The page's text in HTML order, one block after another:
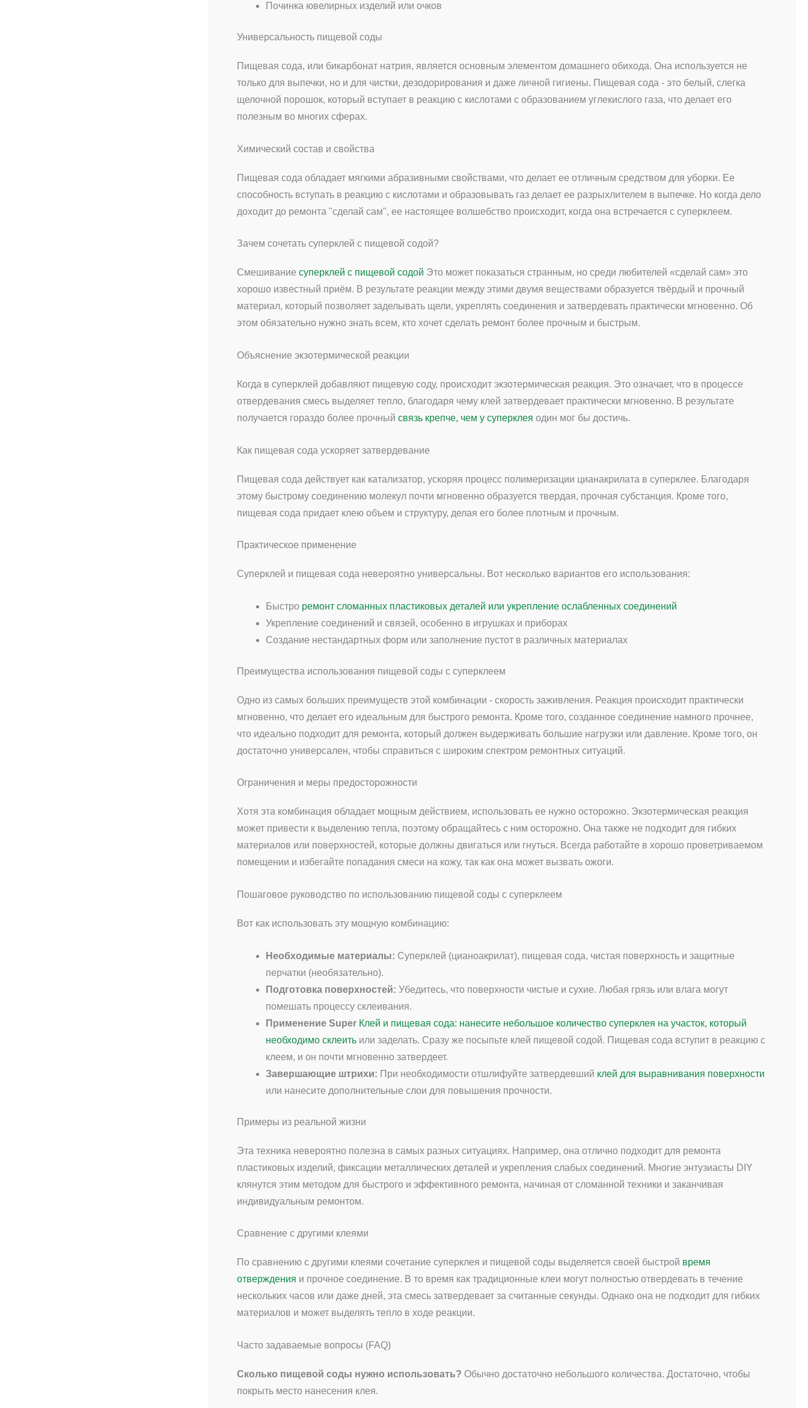
Починка ювелирных изделий или очков
Универсальность пищевой соды
Пищевая сода, или бикарбонат натрия, является основным элементом домашнего обихода. Она используется не
только для выпечки, но и для чистки, дезодорирования и даже личной гигиены. Пищевая сода - это белый, слегка
щелочной порошок, который вступает в реакцию с кислотами с образованием углекислого газа, что делает его
полезным во многих сферах.
Химический состав и свойства
Пищевая сода обладает мягкими абразивными свойствами, что делает ее отличным средством для уборки. Ее
способность вступать в реакцию с кислотами и образовывать газ делает ее разрыхлителем в выпечке. Но когда дело
доходит до ремонта "сделай сам", ее настоящее волшебство происходит, когда она встречается с суперклеем.
Зачем сочетать суперклей с пищевой содой?
Смешивание суперклей с пищевой содой Это может показаться странным, но среди любителей «сделай сам» это
хорошо известный приём. В результате реакции между этими двумя веществами образуется твёрдый и прочный
материал, который позволяет заделывать щели, укреплять соединения и затвердевать практически мгновенно. Об
этом обязательно нужно знать всем, кто хочет сделать ремонт более прочным и быстрым.
Объяснение экзотермической реакции
Когда в суперклей добавляют пищевую соду, происходит экзотермическая реакция. Это означает, что в процессе
отвердевания смесь выделяет тепло, благодаря чему клей затвердевает практически мгновенно. В результате
получается гораздо более прочный связь крепче, чем у суперклея один мог бы достичь.
Как пищевая сода ускоряет затвердевание
Пищевая сода действует как катализатор, ускоряя процесс полимеризации цианакрилата в суперклее. Благодаря
этому быстрому соединению молекул почти мгновенно образуется твердая, прочная субстанция. Кроме того,
пищевая сода придает клею объем и структуру, делая его более плотным и прочным.
Практическое применение
Суперклей и пищевая сода невероятно универсальны. Вот несколько вариантов его использования:
Быстро ремонт сломанных пластиковых деталей или укрепление ослабленных соединений
Укрепление соединений и связей, особенно в игрушках и приборах
Создание нестандартных форм или заполнение пустот в различных материалах
Преимущества использования пищевой соды с суперклеем
Одно из самых больших преимуществ этой комбинации - скорость заживления. Реакция происходит практически
мгновенно, что делает его идеальным для быстрого ремонта. Кроме того, созданное соединение намного прочнее,
что идеально подходит для ремонта, который должен выдерживать большие нагрузки или давление. Кроме того, он
достаточно универсален, чтобы справиться с широким спектром ремонтных ситуаций.
Ограничения и меры предосторожности
Хотя эта комбинация обладает мощным действием, использовать ее нужно осторожно. Экзотермическая реакция
может привести к выделению тепла, поэтому обращайтесь с ним осторожно. Она также не подходит для гибких
материалов или поверхностей, которые должны двигаться или гнуться. Всегда работайте в хорошо проветриваемом
помещении и избегайте попадания смеси на кожу, так как она может вызвать ожоги.
Пошаговое руководство по использованию пищевой соды с суперклеем
Вот как использовать эту мощную комбинацию:
Необходимые материалы: Суперклей (цианоакрилат), пищевая сода, чистая поверхность и защитные
перчатки (необязательно).
Подготовка поверхностей: Убедитесь, что поверхности чистые и сухие. Любая грязь или влага могут
помешать процессу склеивания.
Применение Super Клей и пищевая сода: нанесите небольшое количество суперклея на участок, который
необходимо склеить или заделать. Сразу же посыпьте клей пищевой содой. Пищевая сода вступит в реакцию с
клеем, и он почти мгновенно затвердеет.
Завершающие штрихи: При необходимости отшлифуйте затвердевший клей для выравнивания поверхности
или нанесите дополнительные слои для повышения прочности.
Примеры из реальной жизни
Эта техника невероятно полезна в самых разных ситуациях. Например, она отлично подходит для ремонта
пластиковых изделий, фиксации металлических деталей и укрепления слабых соединений. Многие энтузиасты DIY
клянутся этим методом для быстрого и эффективного ремонта, начиная от сломанной техники и заканчивая
индивидуальным ремонтом.
Сравнение с другими клеями
По сравнению с другими клеями сочетание суперклея и пищевой соды выделяется своей быстрой время
отверждения и прочное соединение. В то время как традиционные клеи могут полностью отвердевать в течение
нескольких часов или даже дней, эта смесь затвердевает за считанные секунды. Однако она не подходит для гибких
материалов и может выделять тепло в ходе реакции.
Часто задаваемые вопросы (FAQ)
Сколько пищевой соды нужно использовать? Обычно достаточно небольшого количества. Достаточно, чтобы
покрыть место нанесения клея.